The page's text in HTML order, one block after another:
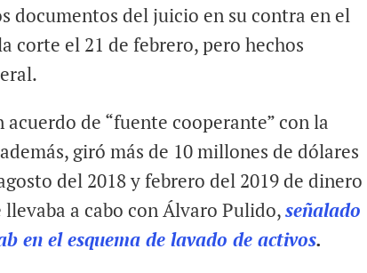
documentos del juicio en su contra en el
corte el 21 de febrero, pero hechos
de “fuente cooperante” con la
giró más de 10 millones de dólares
del 2018 y febrero del 2019 de dinero
a cabo con Álvaro Pulido,señalado
en el esquema de lavado de activos.